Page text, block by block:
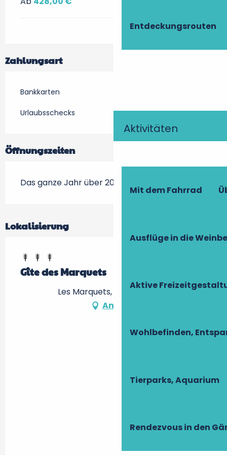
Entdeckungsrouten
Aktivitäten
Mit dem Fahrrad
Ausflüge in die
Aktive
Wohlbefinden,
Tierparks, Aquarium
Rendezvous in den
Zahlungsart
Bankkarten
Urlaubsschecks
Öffnungszeiten
Das ganze Jahr über 2026
Lokalisierung
Gîte des Marquets
Les Marquets, 37350 Paulmy
Anfahrt